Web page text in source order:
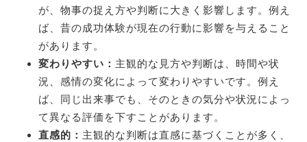
が、物事の捉え方や判断に大きく影響します。例え
ば、昔の成功体験が現在の行動に影響を与えること
があります。
変わりやすい： 主観的な見方や判断は、時間や状
況、感情の変化によって変わりやすいです。例え
ば、同じ出来事でも、そのときの気分や状況によっ
て異なる評価を下すことがあります。
直感的： 主観的な判断は直感に基づくことが多く、